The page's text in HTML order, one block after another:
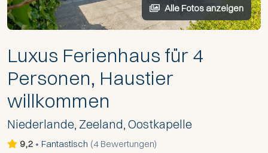
Alle Fotos anzeigen
Luxus Ferienhaus für 4
Personen, Haustier
willkommen
Niederlande, Zeeland, Oostkapelle
9,2 • Fantastisch (4 Bewertungen)